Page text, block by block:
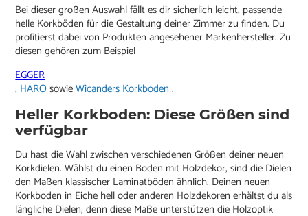
Bei dieser großen Auswahl fällt es dir sicherlich leicht, passende
helle Korkböden für die Gestaltung deiner Zimmer zu finden. Du
profitierst dabei von Produkten angesehener Markenhersteller. Zu
diesen gehören zum Beispiel
EGGER
,HAROsowieWicanders Korkboden.
Heller Korkboden: Diese Größen sind
verfügbar
Du hast die Wahl zwischen verschiedenen Größen deiner neuen
Korkdielen. Wählst du einen Boden mit Holzdekor, sind die Dielen
den Maßen klassischer Laminatböden ähnlich. Deinen neuen
Korkboden in Eiche hell oder anderen Holzdekoren erhältst du als
längliche Dielen, denn diese Maße unterstützen die Holzoptik